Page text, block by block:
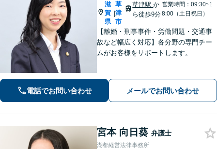
滋
賀
県
|
草
津
市
草津駅か
ら徒歩9分
営業時間：09:30~1
8:00（土日祝日）
【離婚・刑事事件・労働問題・交通事
故など幅広く対応】各分野の専門チー
ムがお客様をサポートします。
電話でお問い合わせ メールでお問い合わせ
宮本 向日葵 弁護士
湖都経営法律事務所